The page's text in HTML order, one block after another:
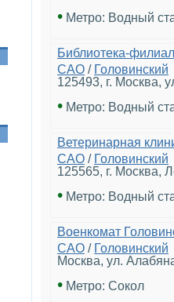
• Метро: Водный
Библиотека-
САО / Головинский
125493, г. Москва,
• Метро: Водный
Ветеринарная
САО / Головинский
125565, г. Москва,
• Метро: Водный
Военкомат
САО / Головинский
Москва, ул.
• Метро: Сокол